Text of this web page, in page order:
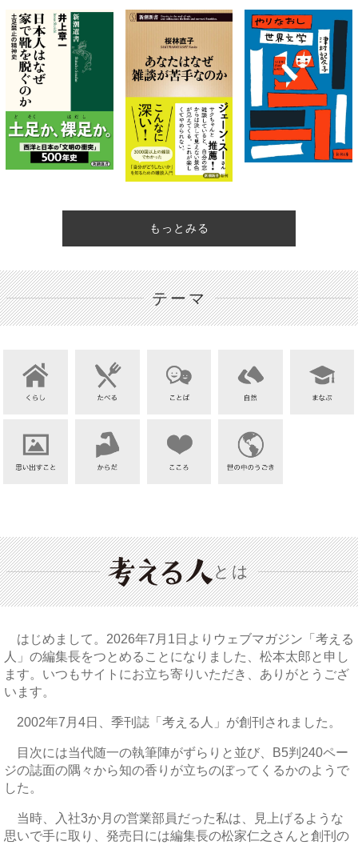
もっとみる
テーマ
とは
はじめまして。2026年7月1日よりウェブマガジン「考える
人」の編集長をつとめることになりました、松本太郎と申し
ます。いつもサイトにお立ち寄りいただき、ありがとうござ
います。
2002年7月4日、季刊誌「考える人」が創刊されました。
目次には当代随一の執筆陣がずらりと並び、B5判240ペー
ジの誌面の隅々から知の香りが立ちのぼってくるかのようで
した。
当時、入社3か月の営業部員だった私は、見上げるような
思いで手に取り、発売日には編集長の松家仁之さんと創刊の